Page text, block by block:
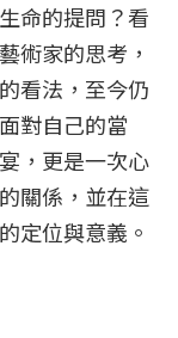
命的提問？看
術家的思考，
看法，至今仍
對自己的當
，更是一次心
關係，並在這
定位與意義。